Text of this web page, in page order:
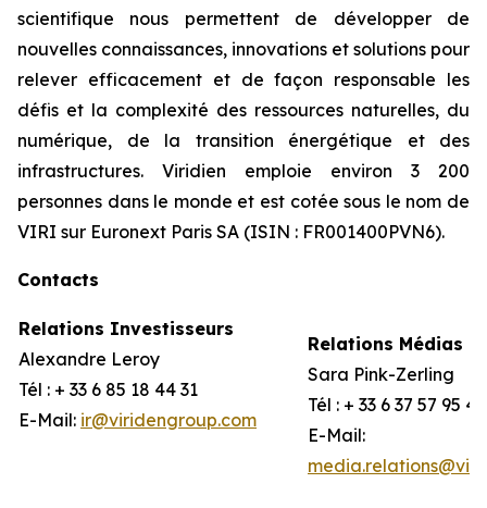
scientifique nous permettent de développer de
nouvelles connaissances, innovations et solutions pour
relever efficacement et de façon responsable les
défis et la complexité des ressources naturelles, du
numérique, de la transition énergétique et des
infrastructures. Viridien emploie environ 3 200
personnes dans le monde et est cotée sous le nom de
VIRI sur Euronext Paris SA (ISIN : FR001400PVN6).
Contacts
Relations Investisseurs
Alexandre Leroy
Tél : + 33 6 85 18 44 31
E-Mail: ir@viridengroup.com
Relations Médias
Sara Pink-Zerling
Tél : + 33 6 37 57 95 44
E-Mail: